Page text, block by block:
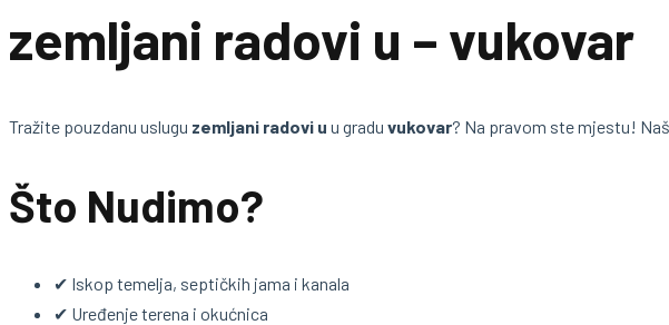
zemljani radovi u – vukovar
Tražite pouzdanu uslugu zemljani radovi u u gradu vukovar? Na pravom ste mjestu!
Što Nudimo?
✔ Iskop temelja, septičkih jama i kanala
✔ Uređenje terena i okućnica